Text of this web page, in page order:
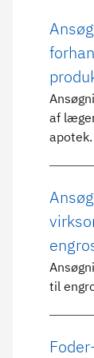
af
apotek.
til